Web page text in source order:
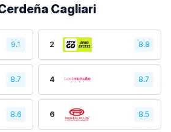
Cagliari
9.1 2 8.8
8.7 4 8.7
8.6 6 8.5